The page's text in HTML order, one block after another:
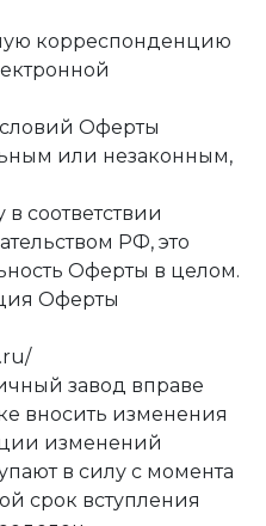
корреспонденцию
Оферты
или незаконным,
соответствии
РФ, это
Оферты в целом.
Оферты
завод вправе
вносить изменения
изменений
в силу с момента
срок вступления